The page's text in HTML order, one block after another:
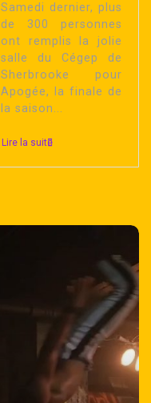
Samedi dernier, plus
de 300 personnes
ont remplis la jolie
salle du Cégep de
Sherbrooke pour
Apogée, la finale de
la saison...
Lire la suite